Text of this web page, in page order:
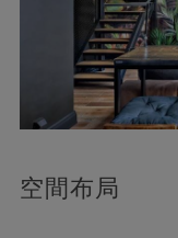
空間布局